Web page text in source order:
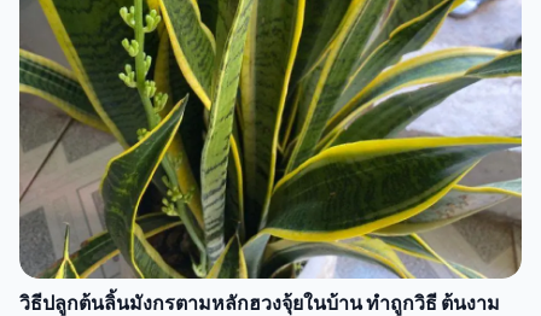
วิธีปลูกต้นลิ้นมังกรตามหลักฮวงจุ้ยในบ้าน ทำถูกวิธี ต้นงาม